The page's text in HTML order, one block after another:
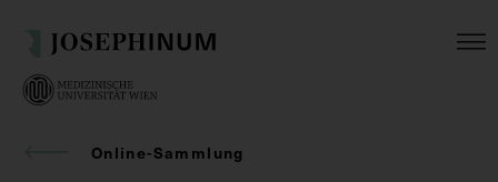
Online-Sammlung